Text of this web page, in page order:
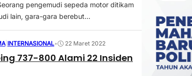
pengemudi sepeda motor ditikam
lain, gara-gara berebut...
INTERNASIONAL• 22 Maret 2022
737-800 Alami 22 Insiden